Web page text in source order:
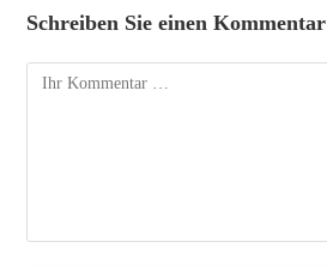
Schreiben Sie einen Kommentar